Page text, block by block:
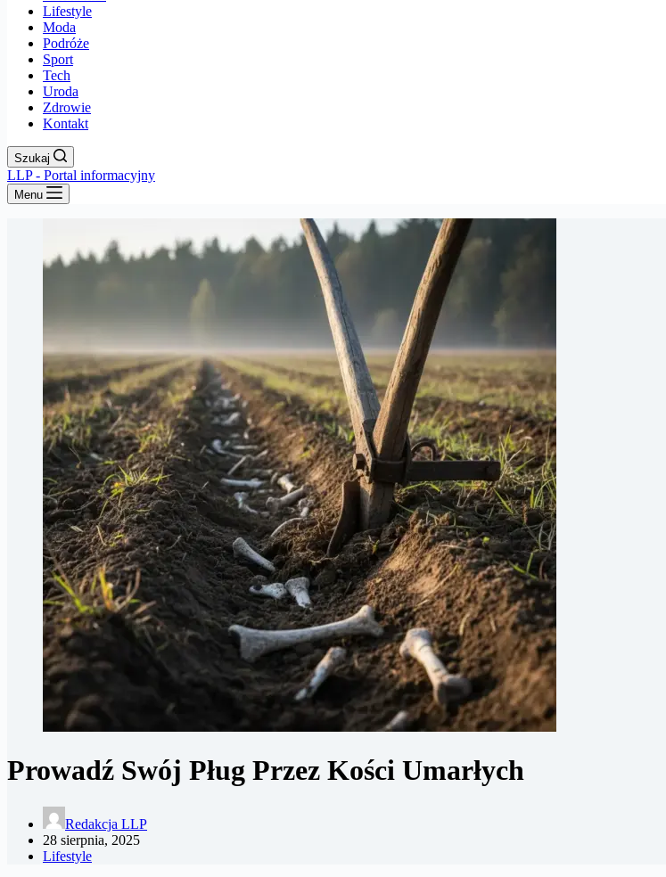
Lifestyle
Moda
Podróże
Sport
Tech
Uroda
Zdrowie
Kontakt
Szukaj
LLP - Portal informacyjny
Menu
Prowadź Swój Pług Przez Kości Umarłych
Redakcja LLP
28 sierpnia, 2025
Lifestyle